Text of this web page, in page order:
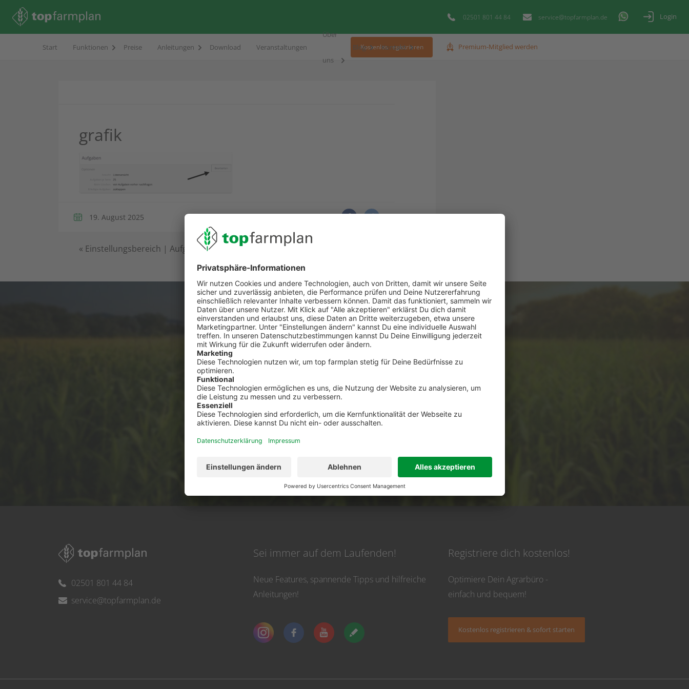
02501 801 44 84 service@topfarmplan.de Login
Start Funktionen Preise Anleitungen Download Veranstaltungen
Über
uns
Blog Kontakt
Kostenlos registrieren Premium-Mitglied werden
grafik
19. August 2025
« Einstellungsbereich | Aufgaben
Kontakt zum Kundenservice
Du hast Fragen zu top farmplan oder benötigst Unterstützung?
Dann ruf uns an. Wir helfen Dir gerne weiter!
02501 801 44 84
Servicezeiten: Montag bis Donnerstag von 8:30 Uhr bis 16:30 Uhr und Freitag bis 13 Uhr
02501 801 44 84
service@topfarmplan.de
Sei immer auf dem Laufenden!
Neue Features, spannende Tipps und hilfreiche
Anleitungen!
Registriere dich kostenlos!
Optimiere Dein Agrarbüro -
einfach und bequem!
Kostenlos registrieren & sofort starten